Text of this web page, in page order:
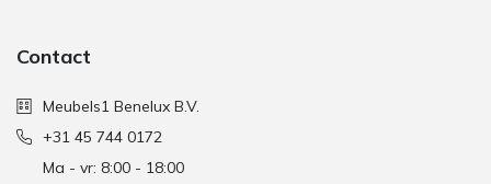
Contact
Meubels1 Benelux B.V.
+31 45 744 0172
Ma - vr: 8:00 - 18:00